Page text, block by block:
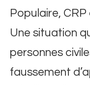
Populaire,
Une situation
personnes
faussement